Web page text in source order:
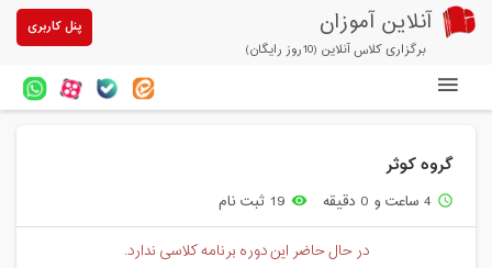
آنلاین آموزان
برگزاری کلاس آنلاین (10روز رایگان)
پنل کاربری
مقالات آنلاین آموزان
گروه کوثر
access_time 4 ساعت و 0 دقیقه remove_red_eye 19 ثبت نام
در حال حاضر این دوره برنامه کلاسی ندارد.